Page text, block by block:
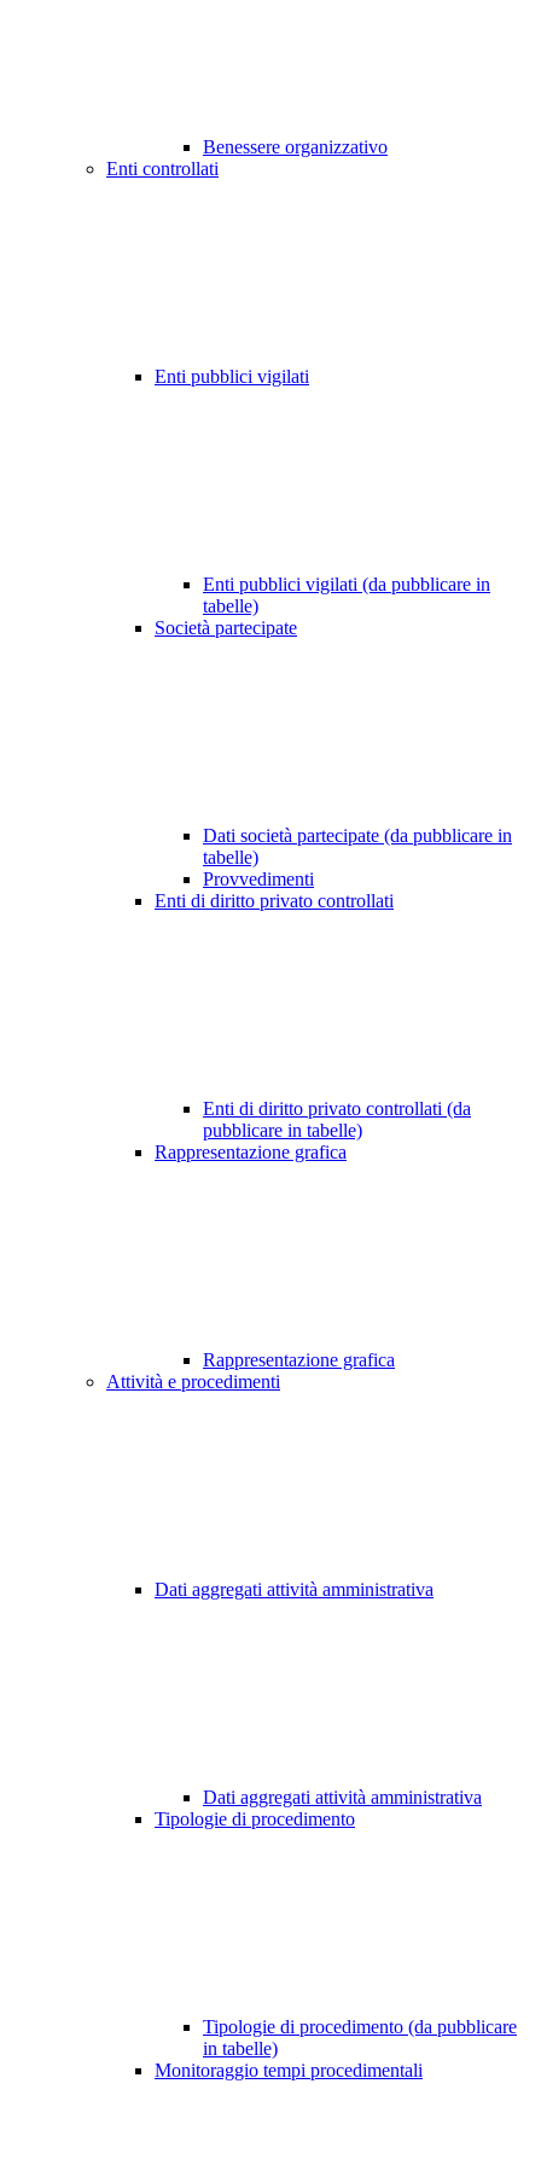
Benessere organizzativo
Enti controllati
Enti pubblici vigilati
Enti pubblici vigilati (da pubblicare in
tabelle)
Società partecipate
Dati società partecipate (da pubblicare in
tabelle)
Provvedimenti
Enti di diritto privato controllati
Enti di diritto privato controllati (da
pubblicare in tabelle)
Rappresentazione grafica
Rappresentazione grafica
Attività e procedimenti
Dati aggregati attività amministrativa
Dati aggregati attività amministrativa
Tipologie di procedimento
Tipologie di procedimento (da pubblicare
in tabelle)
Monitoraggio tempi procedimentali